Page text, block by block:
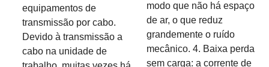
equipamentos de
transmissão por cabo.
Devido à transmissão a
cabo na unidade de
modo que não há espaço
de ar, o que reduz
grandemente o ruído
mecânico. 4. Baixa perda
sem carga: a corrente de